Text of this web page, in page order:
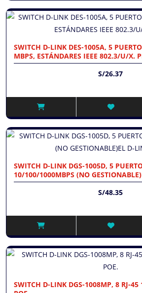
SWITCH D-LINK DES-1005A, 5
MBPS, ESTÁNDARES IEEE 802.3/U/X.
S/26.37
SWITCH D-LINK DGS-1005D, 5
10/100/1000MBPS (NO
S/48.35
SWITCH D-LINK DGS-1008MP, 8 RJ-